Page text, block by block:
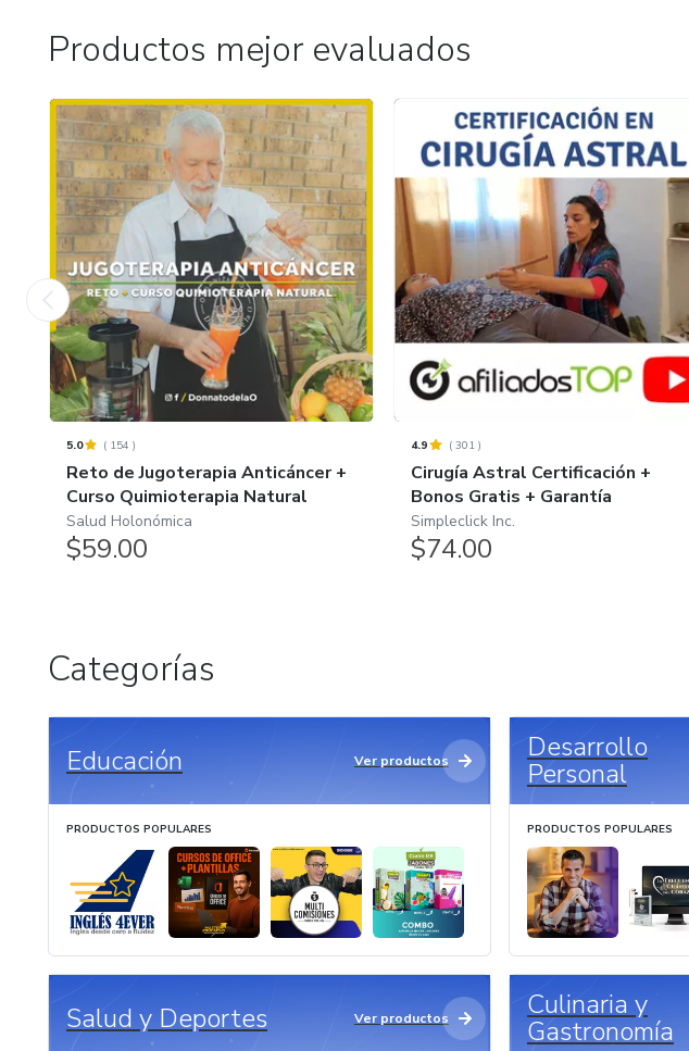
Productos mejor evaluados
5.0 ( 154 )
Reto de Jugoterapia Anticáncer +
Curso Quimioterapia Natural
Salud Holonómica
$59.00
4.9 ( 301)
Cirugía Astral Certificación +
Bonos Gratis + Garantía
Simpleclick Inc.
$74.00
Categorías
Educación Ver productos
PRODUCTOS POPULARES
Desarrollo
Personal
PRODUCTOS POPULARES
Salud y Deportes Ver productos Culinaria y
Gastronomía